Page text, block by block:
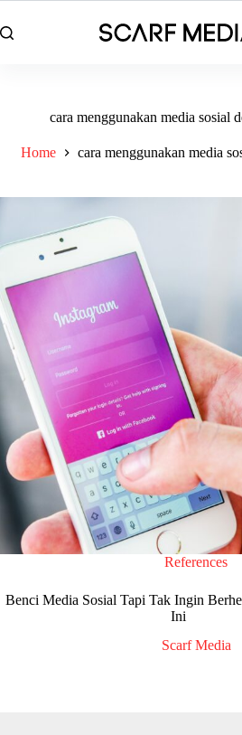
to
content
cara menggunakan media sosial
Home cara menggunakan media
References
Benci Media Sosial Tapi Tak Ingin
Ini
Scarf Media